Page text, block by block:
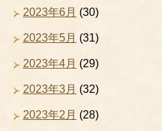
2023年6月 (30)
2023年5月 (31)
2023年4月 (29)
2023年3月 (32)
2023年2月 (28)